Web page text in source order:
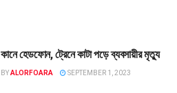
কানে হেডফোন, ট্রেনে কাটা পড়ে ব্যবসায়ীর মৃত্যু
BYALORFOARA SEPTEMBER 1, 2023